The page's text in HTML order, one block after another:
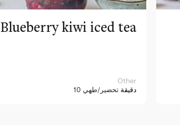
Blueberry kiwi iced tea
Other
10 دقيقة تحضير/طهي